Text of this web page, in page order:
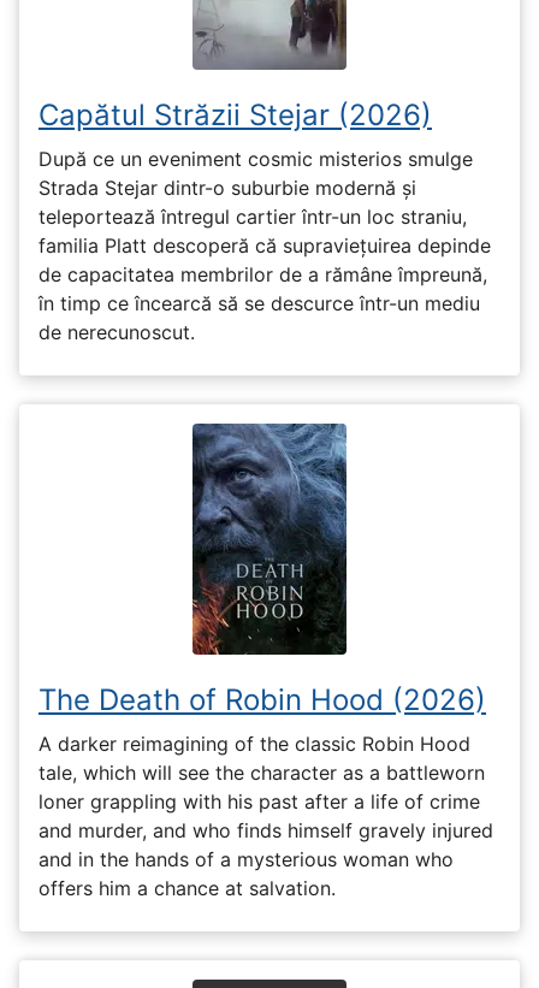
Capătul Străzii Stejar (2026)
După ce un eveniment cosmic misterios smulge
Strada Stejar dintr-o suburbie modernă și
teleportează întregul cartier într-un loc straniu,
familia Platt descoperă că supraviețuirea depinde
de capacitatea membrilor de a rămâne împreună,
în timp ce încearcă să se descurce într-un mediu
de nerecunoscut.
The Death of Robin Hood (2026)
A darker reimagining of the classic Robin Hood
tale, which will see the character as a battleworn
loner grappling with his past after a life of crime
and murder, and who finds himself gravely injured
and in the hands of a mysterious woman who
offers him a chance at salvation.